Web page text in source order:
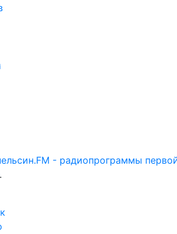
- радиопрограммы
.